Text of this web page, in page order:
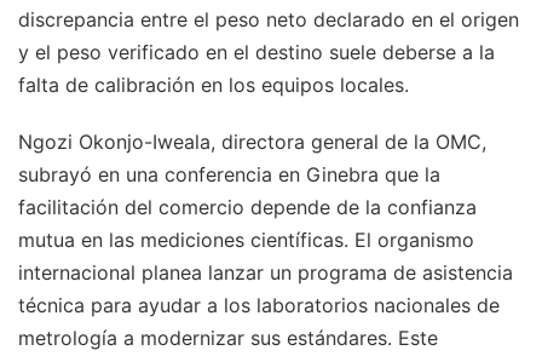
discrepancia entre el peso neto declarado en el origen
y el peso verificado en el destino suele deberse a la
falta de calibración en los equipos locales.
Ngozi Okonjo-Iweala, directora general de la OMC,
subrayó en una conferencia en Ginebra que la
facilitación del comercio depende de la confianza
mutua en las mediciones científicas. El organismo
internacional planea lanzar un programa de asistencia
técnica para ayudar a los laboratorios nacionales de
metrología a modernizar sus estándares. Este